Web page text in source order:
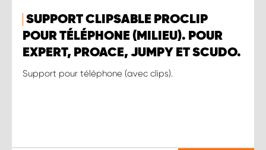
SUPPORT CLIPSABLE PROCLIP
POUR TÉLÉPHONE (MILIEU). POUR
EXPERT, PROACE, JUMPY ET SCUDO.
Support pour téléphone (avec clips).